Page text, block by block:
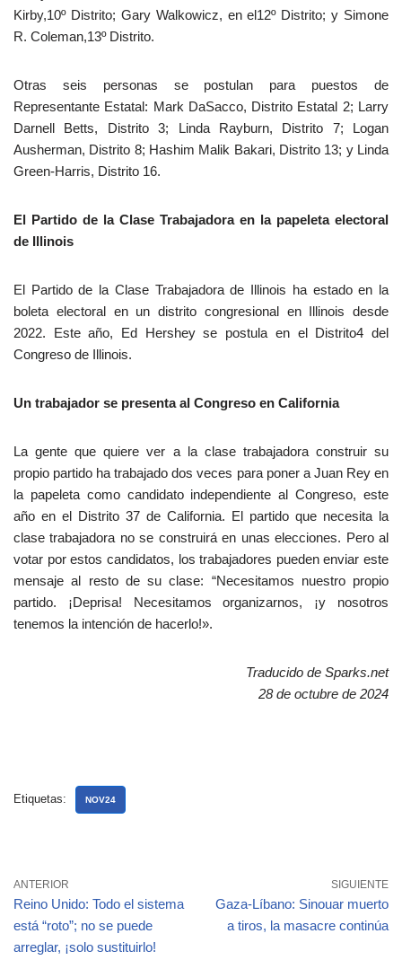
Kirby,10º Distrito; Gary Walkowicz, en el12º Distrito; y Simone
R. Coleman,13º Distrito.
Otras seis personas se postulan para puestos de
Representante Estatal: Mark DaSacco, Distrito Estatal 2; Larry
Darnell Betts, Distrito 3; Linda Rayburn, Distrito 7; Logan
Ausherman, Distrito 8; Hashim Malik Bakari, Distrito 13; y Linda
Green-Harris, Distrito 16.
El Partido de la Clase Trabajadora en la papeleta electoral
de Illinois
El Partido de la Clase Trabajadora de Illinois ha estado en la
boleta electoral en un distrito congresional en Illinois desde
2022. Este año, Ed Hershey se postula en el Distrito4 del
Congreso de Illinois.
Un trabajador se presenta al Congreso en California
La gente que quiere ver a la clase trabajadora construir su
propio partido ha trabajado dos veces para poner a Juan Rey en
la papeleta como candidato independiente al Congreso, este
año en el Distrito 37 de California. El partido que necesita la
clase trabajadora no se construirá en unas elecciones. Pero al
votar por estos candidatos, los trabajadores pueden enviar este
mensaje al resto de su clase: “Necesitamos nuestro propio
partido. ¡Deprisa! Necesitamos organizarnos, ¡y nosotros
tenemos la intención de hacerlo!».
Traducido de Sparks.net
28 de octubre de 2024
Etiquetas: NOV24
ANTERIOR
Reino Unido: Todo el sistema
está “roto”; no se puede
arreglar, ¡solo sustituirlo!
SIGUIENTE
Gaza-Líbano: Sinouar muerto
a tiros, la masacre continúa